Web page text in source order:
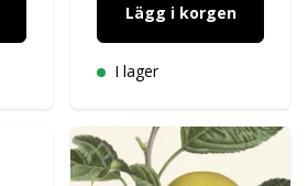
Lägg i korgen
I lager